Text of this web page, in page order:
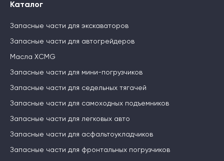
Каталог
Запасные части для экскаваторов
Запасные части для автогрейдеров
Масла XCMG
Запасные части для мини-погрузчиков
Запасные части для седельных тягачей
Запасные части для самоходных подъемников
Запасные части для легковых авто
Запасные части для асфальтоукладчиков
Запасные части для фронтальных погрузчиков